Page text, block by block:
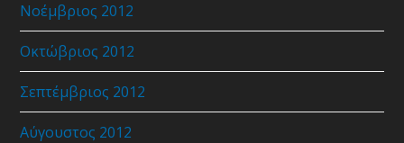
Νοέμβριος 2012
Οκτώβριος 2012
Σεπτέμβριος 2012
Αύγουστος 2012